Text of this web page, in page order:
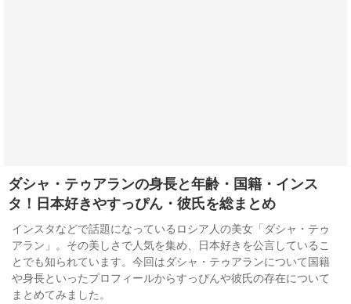
ダシャ・テゥアランの身長と年齢・国籍・インス
タ！日本好きやすっぴん・彼氏を総まとめ
インスタなどで話題になっているロシア人の美女「ダシャ・テゥ
アラン」。その美しさで人気を集め、日本好きを公言しているこ
とでも知られています。今回はダシャ・テゥアランについて国籍
や身長といったプロフィールからすっぴんや彼氏の存在について
まとめてみました。